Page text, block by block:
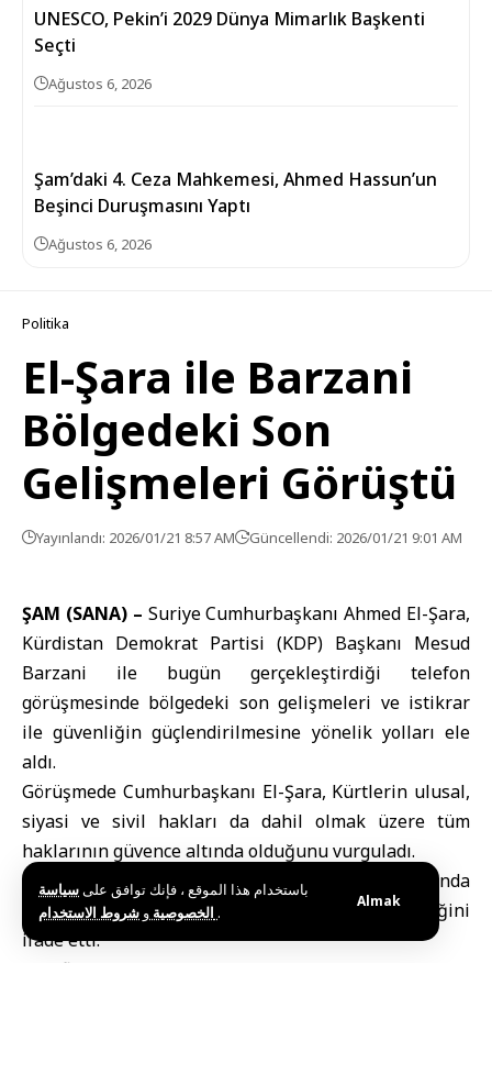
باستخدام هذا الموقع ، فإنك توافق علىسياسة
الخصوصية و .
Almak
UNESCO, Pekin’i 2029 Dünya Mimarlık Başkenti
Seçti
Ağustos 6, 2026
Şam’daki 4. Ceza Mahkemesi, Ahmed Hassun’un
Beşinci Duruşmasını Yaptı
Ağustos 6, 2026
Politika
El-Şara ile Barzani
Bölgedeki Son
Gelişmeleri Görüştü
Yayınlandı: 2026/01/21 8:57 AM Güncellendi: 2026/01/21 9:01 AM
ŞAM (SANA) – Suriye CumhurbaşkanıAhmed El-Şara,
Kürdistan Demokrat Partisi (KDP) Başkanı Mesud
Barzani ile bugün gerçekleştirdiği telefon
görüşmesinde bölgedeki son gelişmeleri ve istikrar
ile güvenliğin güçlendirilmesine yönelik yolları ele
aldı.
Görüşmede Cumhurbaşkanı El-Şara, Kürtlerin ulusal,
siyasi ve sivil hakları da dahil olmak üzere tüm
haklarının güvence altında olduğunu vurguladı.
Mesud Barzani ise Suriye hükümeti ile SDG arasında
kısa süre önce varılan anlaşmaya destek verdiğini
ifade etti.
Taraflar, bölgesel barış ve güvenliğin sağlanması